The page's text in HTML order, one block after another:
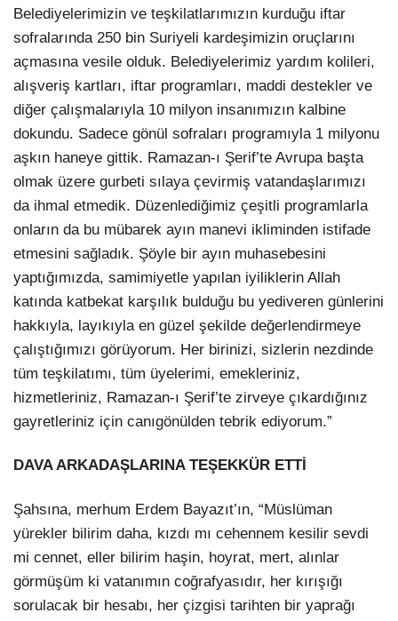
Belediyelerimizin ve teşkilatlarımızın kurduğu iftar
sofralarında 250 bin Suriyeli kardeşimizin oruçlarını
açmasına vesile olduk. Belediyelerimiz yardım kolileri,
alışveriş kartları, iftar programları, maddi destekler ve
diğer çalışmalarıyla 10 milyon insanımızın kalbine
dokundu. Sadece gönül sofraları programıyla 1 milyonu
aşkın haneye gittik. Ramazan-ı Şerif’te Avrupa başta
olmak üzere gurbeti sılaya çevirmiş vatandaşlarımızı
da ihmal etmedik. Düzenlediğimiz çeşitli programlarla
onların da bu mübarek ayın manevi ikliminden istifade
etmesini sağladık. Şöyle bir ayın muhasebesini
yaptığımızda, samimiyetle yapılan iyiliklerin Allah
katında katbekat karşılık bulduğu bu yediveren günlerini
hakkıyla, layıkıyla en güzel şekilde değerlendirmeye
çalıştığımızı görüyorum. Her birinizi, sizlerin nezdinde
tüm teşkilatımı, tüm üyelerimi, emekleriniz,
hizmetleriniz, Ramazan-ı Şerif’te zirveye çıkardığınız
gayretleriniz için canıgönülden tebrik ediyorum.”
DAVA ARKADAŞLARINA TEŞEKKÜR ETTİ
Şahsına, merhum Erdem Bayazıt’ın, “Müslüman
yürekler bilirim daha, kızdı mı cehennem kesilir sevdi
mi cennet, eller bilirim haşin, hoyrat, mert, alınlar
görmüşüm ki vatanımın coğrafyasıdır, her kırışığı
sorulacak bir hesabı, her çizgisi tarihten bir yaprağı